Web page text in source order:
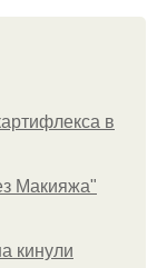
в
Макияжа"
кинули